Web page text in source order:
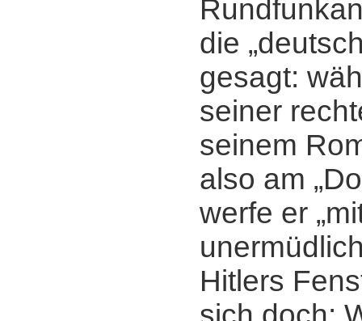
die
gesagt:
seiner
seinem
also am
werfe er
Hitlers